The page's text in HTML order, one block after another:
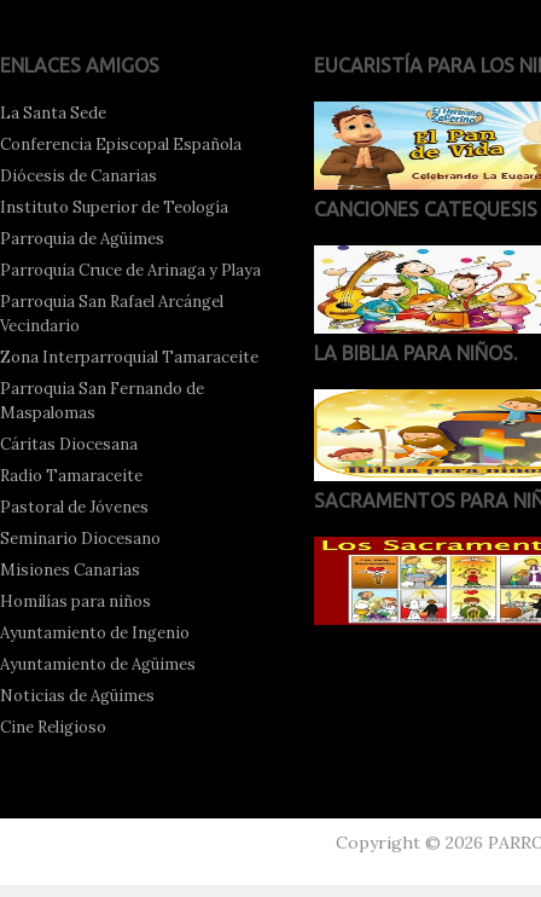
ENLACES AMIGOS
La Santa Sede
Conferencia Episcopal Española
Diócesis de Canarias
Instituto Superior de Teología
Parroquia de Agüimes
Parroquia Cruce de Arinaga y Playa
Parroquia San Rafael Arcángel
Vecindario
Zona Interparroquial Tamaraceite
Parroquia San Fernando de
Maspalomas
Cáritas Diocesana
Radio Tamaraceite
Pastoral de Jóvenes
Seminario Diocesano
Misiones Canarias
Homilías para niños
Ayuntamiento de Ingenio
Ayuntamiento de Agüimes
Noticias de Agüimes
Cine Religioso
EUCARISTÍA PARA LOS
CANCIONES CATEQUESIS
LA BIBLIA PARA NIÑOS.
SACRAMENTOS PARA
Copyright ©2026